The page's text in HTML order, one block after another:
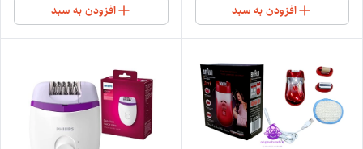
افزودن به سبد افزودن به سبد